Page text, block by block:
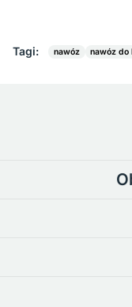
Tagi: nawóz nawóz do